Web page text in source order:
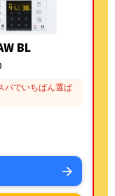
BL
パでいちばん選ば